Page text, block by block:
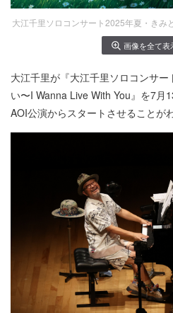
大江千里ソロコンサート2025年夏・きみ
画像を全て表
大江千里が『大江千里ソロコンサ
い〜I Wanna Live With You』を7月
AOI公演からスタートさせることが